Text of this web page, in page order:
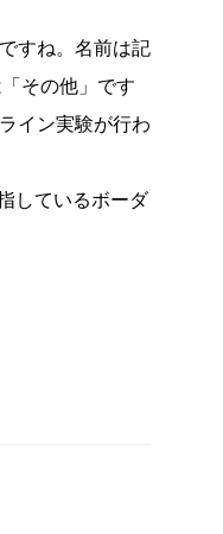
すね。名前は記
その他」です
イン実験が行わ
しているボーダ